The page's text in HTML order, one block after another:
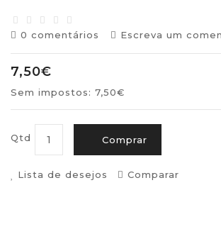
0 comentários Escreva um
7,50€
Sem impostos: 7,50€
Qtd Comprar
Lista de desejos Comparar